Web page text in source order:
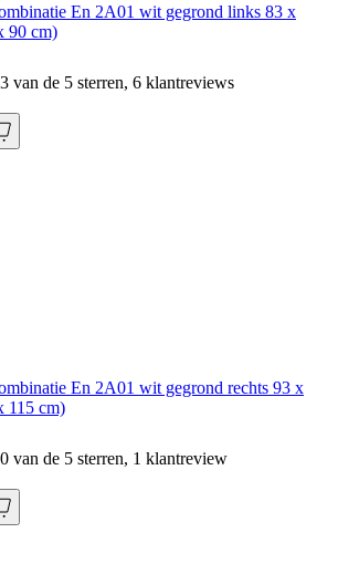
En 2A01 wit gegrond links 83 x
90 cm)
van de 5 sterren, 6 klantreviews
En 2A01 wit gegrond rechts 93 x
115 cm)
van de 5 sterren, 1 klantreview